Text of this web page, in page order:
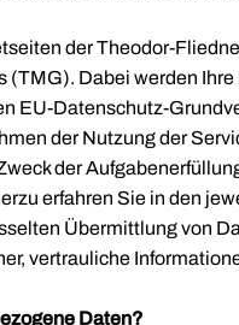
der Theodor-
(TMG). Dabei werden
EU-Datenschutz-
der Nutzung der
der
erfahren Sie in den
Übermittlung von
vertrauliche
Daten?